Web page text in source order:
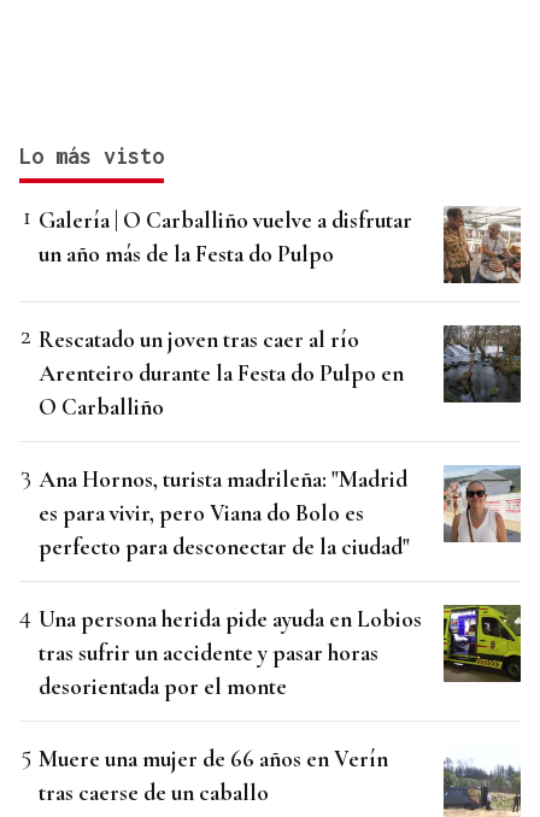
Lo más visto
Galería | O Carballiño vuelve a disfrutar
un año más de la Festa do Pulpo
Rescatado un joven tras caer al río
Arenteiro durante la Festa do Pulpo en
O Carballiño
Ana Hornos, turista madrileña: "Madrid
es para vivir, pero Viana do Bolo es
perfecto para desconectar de la ciudad"
Una persona herida pide ayuda en Lobios
tras sufrir un accidente y pasar horas
desorientada por el monte
Muere una mujer de 66 años en Verín
tras caerse de un caballo